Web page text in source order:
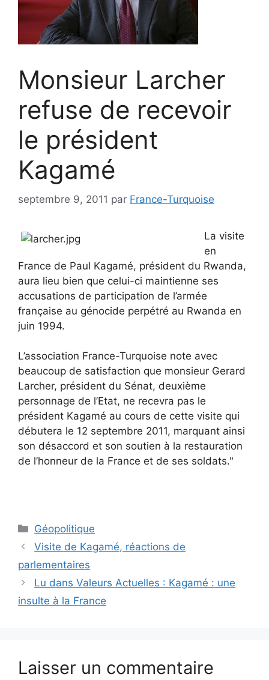
Monsieur Larcher
refuse de recevoir
le président
Kagamé
septembre 9, 2011 par France-Turquoise
La visite
en
France de Paul Kagamé, président du Rwanda,
aura lieu bien que celui-ci maintienne ses
accusations de participation de l’armée
française au génocide perpétré au Rwanda en
juin 1994.
L’association France-Turquoise note avec
beaucoup de satisfaction que monsieur Gerard
Larcher, président du Sénat, deuxième
personnage de l’Etat, ne recevra pas le
président Kagamé au cours de cette visite qui
débutera le 12 septembre 2011, marquant ainsi
son désaccord et son soutien à la restauration
de l’honneur de la France et de ses soldats."
Catégories
Géopolitique
Visite de Kagamé, réactions de
parlementaires
Lu dans Valeurs Actuelles : Kagamé : une
insulte à la France
Laisser un commentaire